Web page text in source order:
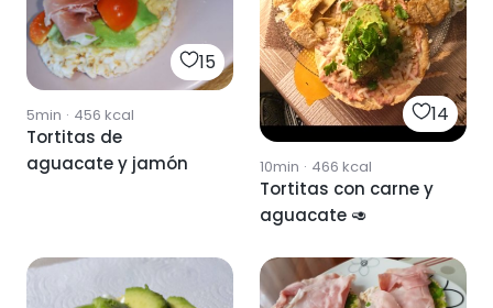
15
5min · 456 kcal
Tortitas de
aguacate y jamón
14
10min · 466 kcal
Tortitas con carne y
aguacate 🥑